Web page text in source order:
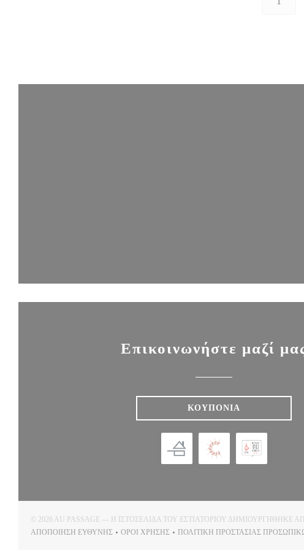
Επικοινωνήστε μαζί
ΚΟΥΠΌΝΙΑ
© 2026 AU PASSAGE — Η ΙΣΤΟΣΕΛΊΔΑ ΤΟΥ ΕΣΤΙΑΤΟΡΊΟΥ ΔΗΜΙΟΥΡΓΉΘΗΚΕ
ΑΠΟΠΟΊΗΣΗ ΕΥΘΎΝΗΣ
ΌΡΟΙ ΧΡΉΣΗΣ ΠΟΛΙΤΙΚΉ ΠΡΟΣΤΑΣΊΑΣ